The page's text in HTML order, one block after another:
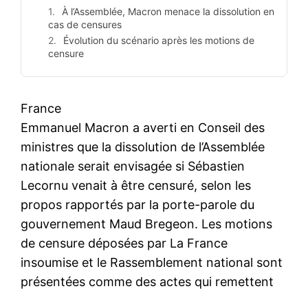
À l’Assemblée, Macron menace la dissolution en
cas de censures
Évolution du scénario après les motions de
censure
France
Emmanuel Macron a averti en Conseil des
ministres que la dissolution de l’Assemblée
nationale serait envisagée si Sébastien
Lecornu venait à être censuré, selon les
propos rapportés par la porte-parole du
gouvernement Maud Bregeon. Les motions
de censure déposées par La France
insoumise et le Rassemblement national sont
présentées comme des actes qui remettent